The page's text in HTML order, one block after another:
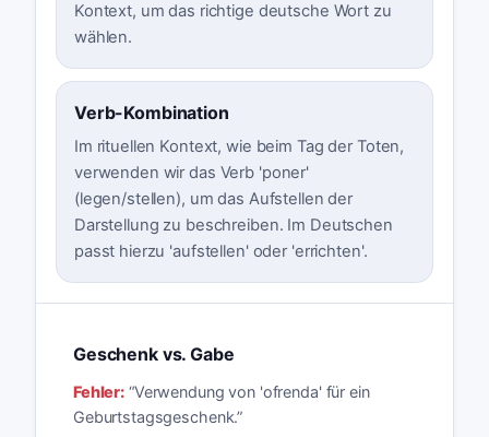
Kontext, um das richtige deutsche Wort zu
wählen.
Verb-Kombination
Im rituellen Kontext, wie beim Tag der Toten,
verwenden wir das Verb 'poner'
(legen/stellen), um das Aufstellen der
Darstellung zu beschreiben. Im Deutschen
passt hierzu 'aufstellen' oder 'errichten'.
Geschenk vs. Gabe
Fehler: “Verwendung von 'ofrenda' für ein
Geburtstagsgeschenk.”